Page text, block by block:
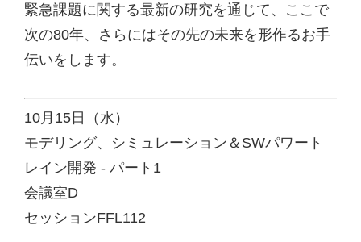
緊急課題に関する最新の研究を通じて、ここで
次の80年、さらにはその先の未来を形作るお手
伝いをします。
10月15日（水）
モデリング、シミュレーション＆SWパワート
レイン開発 - パート1
会議室D
セッションFFL112